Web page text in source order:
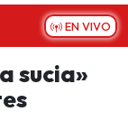
EN VIVO
sucia»